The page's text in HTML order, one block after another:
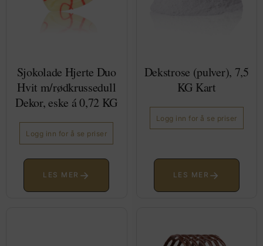
Sjokolade Hjerte Duo
Hvit m/rødkrussedull
Dekor, eske á 0,72 KG
Logg inn for å se priser
LES MER →
Dekstrose (pulver), 7,5
KG Kart
Logg inn for å se priser
LES MER →